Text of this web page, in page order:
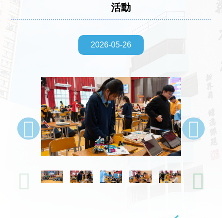
活動
2026-05-26